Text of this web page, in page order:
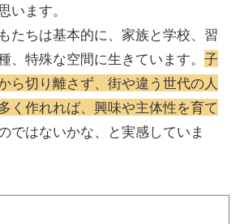
います。
たちは基本的に、家族と学校、習
、特殊な空間に生きています。 子
ら切り離さず、街や違う世代の人
く作れれば、興味や主体性を育て
ではないかな、と実感していま